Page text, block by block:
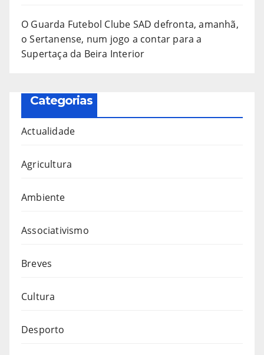
O Guarda Futebol Clube SAD defronta, amanhã,
o Sertanense, num jogo a contar para a
Supertaça da Beira Interior
Categorias
Actualidade
Agricultura
Ambiente
Associativismo
Breves
Cultura
Desporto